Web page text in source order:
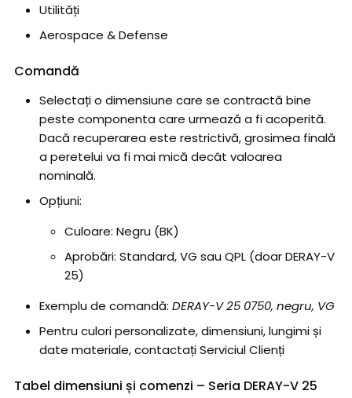
Utilități
Aerospace & Defense
Comandă
Selectați o dimensiune care se contractă bine
peste componenta care urmează a fi acoperită.
Dacă recuperarea este restrictivă, grosimea finală
a peretelui va fi mai mică decât valoarea
nominală.
Opțiuni:
Culoare: Negru (BK)
Aprobări: Standard, VG sau QPL (doar DERAY-V
25)
Exemplu de comandă: DERAY-V 25 0750, negru, VG
Pentru culori personalizate, dimensiuni, lungimi și
date materiale, contactați Serviciul Clienți
Tabel dimensiuni și comenzi – Seria DERAY-V 25